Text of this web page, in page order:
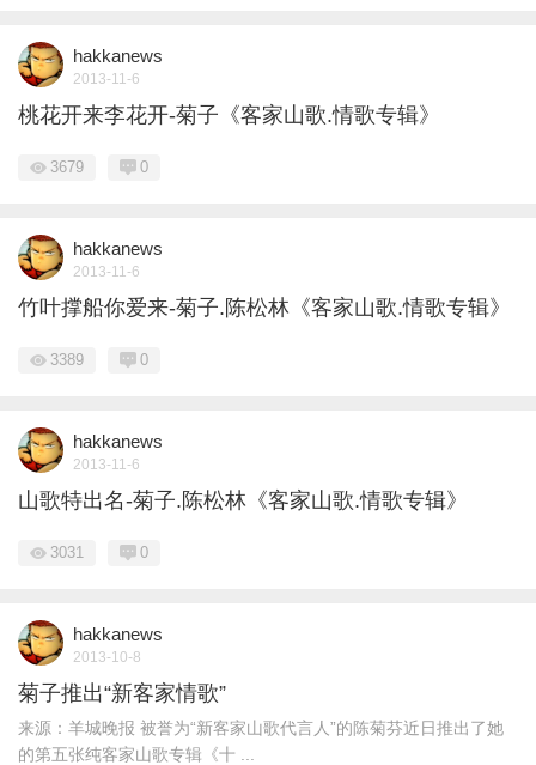
hakkanews
2013-11-6
桃花开来李花开-菊子《客家山歌.情歌专辑》
3679 0
hakkanews
2013-11-6
竹叶撑船你爱来-菊子.陈松林《客家山歌.情歌专辑》
3389 0
hakkanews
2013-11-6
山歌特出名-菊子.陈松林《客家山歌.情歌专辑》
3031 0
hakkanews
2013-10-8
菊子推出“新客家情歌”
来源：羊城晚报 被誉为“新客家山歌代言人”的陈菊芬近日推出了她
的第五张纯客家山歌专辑《十 ...